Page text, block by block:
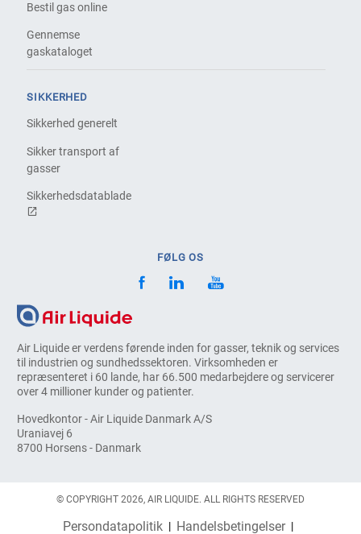
Air Liquide er verdens førende inden for gasser, teknik og services
til industrien og sundhedssektoren. Virksomheden er
repræsenteret i 60 lande, har 66.500 medarbejdere og servicerer
over 4 millioner kunder og patienter.
Hovedkontor - Air Liquide Danmark A/S
Uraniavej 6
8700 Horsens - Danmark
Bestil gas online
Gennemse
gaskataloget
SIKKERHED
Sikkerhed generelt
Sikker transport af
gasser
Sikkerhedsdatablade
FØLG OS
© COPYRIGHT 2026, AIR LIQUIDE. ALL RIGHTS RESERVED
Persondatapolitik Handelsbetingelser